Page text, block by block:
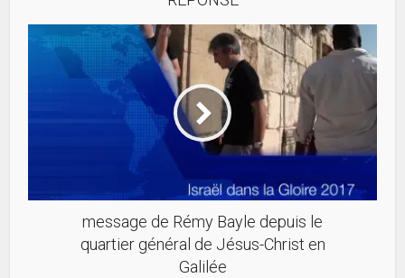
message de Rémy Bayle depuis le
quartier général de Jésus-Christ en
Galilée